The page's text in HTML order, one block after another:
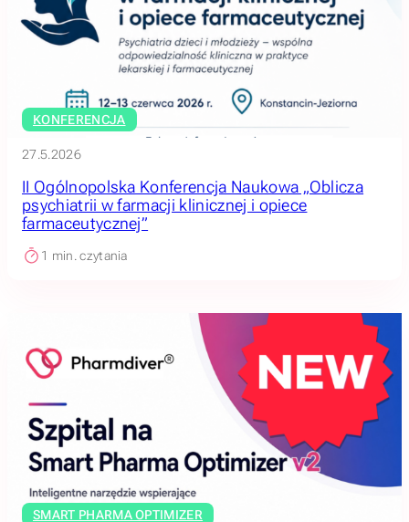
KONFERENCJA
27.5.2026
II Ogólnopolska Konferencja Naukowa „Oblicza
psychiatrii w farmacji klinicznej i opiece
farmaceutycznej”
1 min. czytania
SMART PHARMA OPTIMIZER